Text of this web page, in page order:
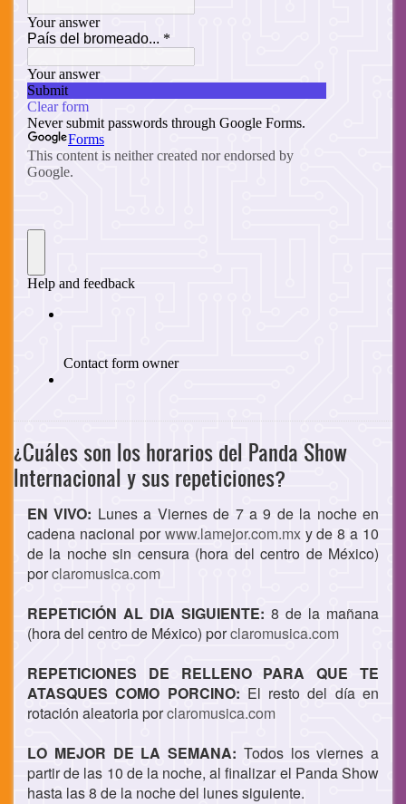
¿Cuáles son los horarios del Panda Show
Internacional y sus repeticiones?
EN VIVO: Lunes a Viernes de 7 a 9 de la noche en
cadena nacional porwww.lamejor.com.mxy de 8 a 10
de la noche sin censura (hora del centro de México)
porclaromusica.com
REPETICIÓN AL DIA SIGUIENTE: 8 de la mañana
(hora del centro de México) porclaromusica.com
REPETICIONES DE RELLENO PARA QUE TE
ATASQUES COMO PORCINO: El resto del día en
rotación aleatoria porclaromusica.com
LO MEJOR DE LA SEMANA: Todos los viernes a
partir de las 10 de la noche, al finalizar el Panda Show
hasta las 8 de la noche del lunes siguiente.